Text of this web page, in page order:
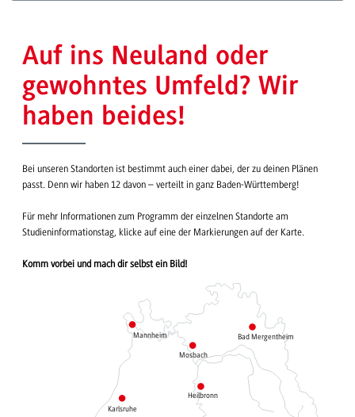
Auf ins Neuland oder
gewohntes Umfeld? Wir
haben beides!
Bei unseren Standorten ist bestimmt auch einer dabei, der zu deinen Plänen
passt. Denn wir haben 12 davon – verteilt in ganz Baden-Württemberg!
Für mehr Informationen zum Programm der einzelnen Standorte am
Studieninformationstag, klicke auf eine der Markierungen auf der Karte.
Komm vorbei und mach dir selbst ein Bild!
Mannheim
Mosbach
Bad Mergentheim
Heilbronn
Karlsruhe